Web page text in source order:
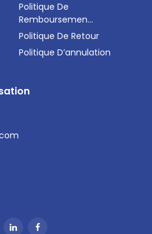
Politique De
Remboursemen...
Politique De Retour
Politique D’annulation